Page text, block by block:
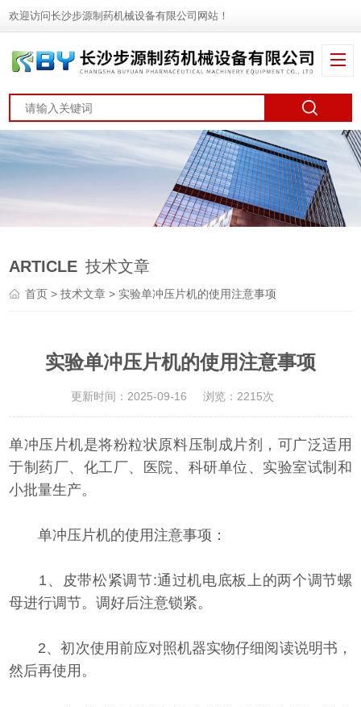
欢迎访问长沙步源制药机械设备有限公司网站！
ARTICLE 技术文章
首页 >技术文章 > 实验单冲压片机的使用注意事项
实验单冲压片机的使用注意事项
更新时间：2025-09-16 浏览：2215次
单冲压片机是将粉粒状原料压制成片剂，可广泛适用
于制药厂、化工厂、医院、科研单位、实验室试制和
小批量生产。
单冲压片机的使用注意事项：
1、皮带松紧调节:通过机电底板上的两个调节螺
母进行调节。调好后注意锁紧。
2、初次使用前应对照机器实物仔细阅读说明书，
然后再使用。